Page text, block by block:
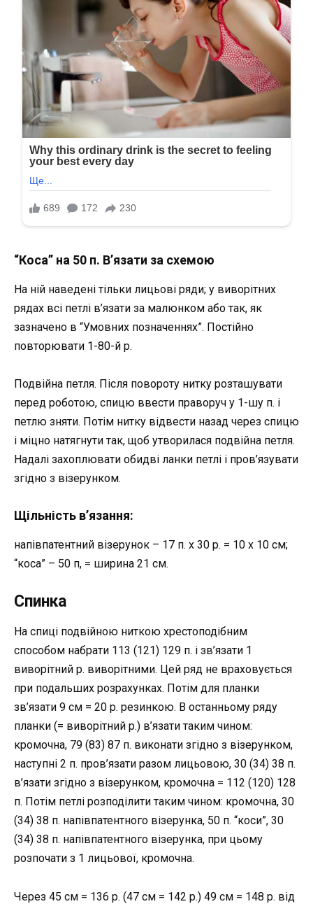
“Коса” на 50 п. В’язати за схемою
На ній наведені тільки лицьові ряди; у виворітних
рядах всі петлі в’язати за малюнком або так, як
зазначено в “Умовних позначеннях”. Постійно
повторювати 1-80-й р.
Подвійна петля. Після повороту нитку розташувати
перед роботою, спицю ввести праворуч у 1-шу п. і
петлю зняти. Потім нитку відвести назад через спицю
і міцно натягнути так, щоб утворилася подвійна петля.
Надалі захоплювати обидві ланки петлі і пров’язувати
згідно з візерунком.
Щільність в’язання:
напівпатентний візерунок – 17 п. х 30 р. = 10 х 10 см;
“коса” – 50 п, = ширина 21 см.
Спинка
На спиці подвійною ниткою хрестоподібним
способом набрати 113 (121) 129 п. і зв’язати 1
виворітний р. виворітними. Цей ряд не враховується
при подальших розрахунках. Потім для планки
зв’язати 9 см = 20 р. резинкою. В останньому ряду
планки (= виворітний р.) в’язати таким чином:
кромочна, 79 (83) 87 п. виконати згідно з візерунком,
наступні 2 п. пров’язати разом лицьовою, 30 (34) 38 п.
в’язати згідно з візерунком, кромочна = 112 (120) 128
п. Потім петлі розподілити таким чином: кромочна, 30
(34) 38 п. напівпатентного візерунка, 50 п. “коси”, 30
(34) 38 п. напівпатентного візерунка, при цьому
розпочати з 1 лицьової, кромочна.
Через 45 см = 136 р. (47 см = 142 р.) 49 см = 148 р. від